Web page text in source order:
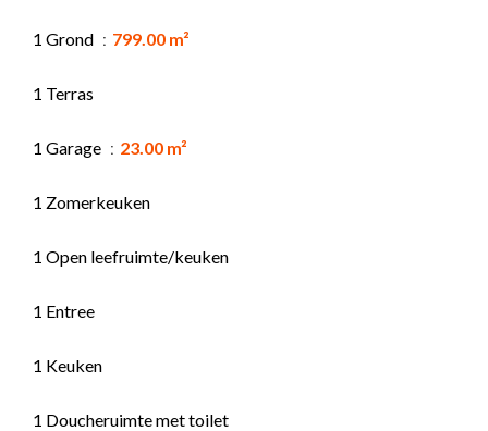
1 Grond 799.00 m²
1 Terras
1 Garage 23.00 m²
1 Zomerkeuken
1 Open leefruimte/keuken
1 Entree
1 Keuken
1 Doucheruimte met toilet